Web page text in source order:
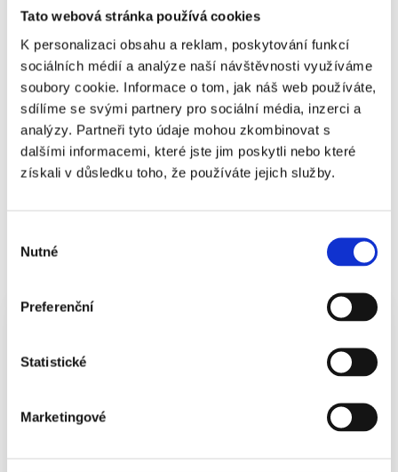
Tato webová stránka používá cookies
K personalizaci obsahu a reklam, poskytování funkcí
sociálních médií a analýze naší návštěvnosti využíváme
soubory cookie. Informace o tom, jak náš web používáte,
sdílíme se svými partnery pro sociální média, inzerci a
analýzy. Partneři tyto údaje mohou zkombinovat s
dalšími informacemi, které jste jim poskytli nebo které
získali v důsledku toho, že používáte jejich služby.
souhlasu
Nutné
Preferenční
Statistické
Marketingové
Poptat správu nemovitosti